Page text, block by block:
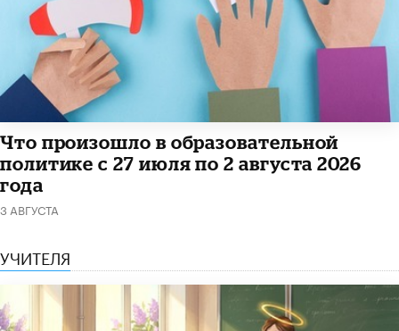
​Что произошло в образовательной
политике с 27 июля по 2 августа 2026
года
3 АВГУСТА
УЧИТЕЛЯ